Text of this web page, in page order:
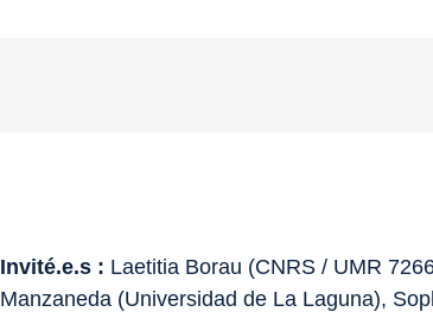
Invité.e.s : Laetitia Borau (CNRS / UMR
Manzaneda (Universidad de La Laguna),